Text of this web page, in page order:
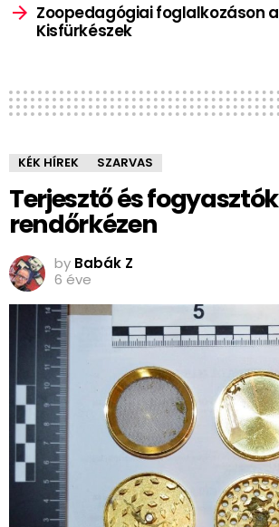
Zoopedagógiai foglalkozáson a
Kisfürkészek
KÉK HÍREK SZARVAS
Terjesztő és fogyasztók
rendőrkézen
by Babák Z
6 éve